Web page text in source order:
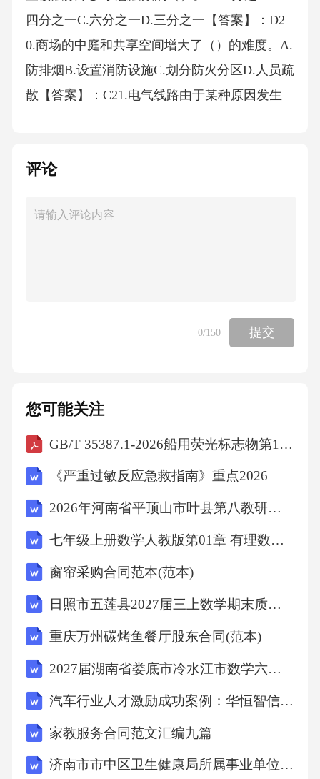
四分之一C.六分之一D.三分之一【答案】：D2
0.商场的中庭和共享空间增大了（）的难度。A.
防排烟B.设置消防设施C.划分防火分区D.人员疏
散【答案】：C21.电气线路由于某种原因发生
不同形状的短路熔痕。A.3000℃至4000℃B.400
0℃【答案】：C22.高层建筑（）应当定期向业
件，但不属于本单位管辖的，应当制作（）。
A.移送案件通知书B.移交案件通知书C.不予调查
应设置疏散走道，并采用耐火极限不低于（）h
的隔墙与仓库分隔。A.2.5B.2C.3D.1【答案】：
B25.被检查单位在规定时间内对消防产品市场
（）。A.七日内受理B.五日内受理C.不予受理D.
五日内送检【答案】：D26.跨行政区域的火灾
事故的调查，由（）的消防救援机构负责。A.
最先到达现场B.火灾蔓延地C.最先起火地D.最先
行每（）防火巡查，并确定巡查的人员、内
容、部位和频次。A.季度B.周C.日D.月【答
案】：C28.下列不属于接点过热熔痕特征的是
（）。A.全回路导线绝缘层从内层向外层老
化、烧焦，在导线经过的对应地面上可见到绝
缘层被烧熔化滴落痕迹。B.接头处局部被电弧
评论
0/150 提交
您可能关注
GB/T 35387.1-2026船用荧光标志物第1部分：安全救生标志物
《严重过敏反应急救指南》重点2026
2026年河南省平顶山市叶县第八教研区三模九年级数学试卷(含答案)
七年级上册数学人教版第01章 有理数测试卷测试（原卷版）
窗帘采购合同范本(范本)
日照市五莲县2027届三上数学期末质量检测模拟试题含解析
重庆万州碳烤鱼餐厅股东合同(范本)
2027届湖南省娄底市冷水江市数学六年级第一学期期末教学质量检测试题含解析
汽车行业人才激励成功案例：华恒智信破解激励滞后认可缺失
家教服务合同范文汇编九篇
济南市市中区卫生健康局所属事业单位招聘笔试真题及答案